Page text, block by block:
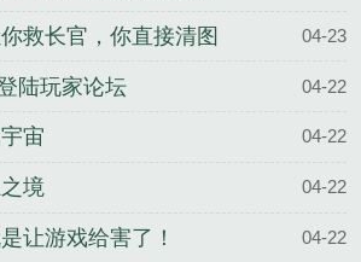
救长官，你直接清图 04-23
陆玩家论坛 04-22
宙 04-22
境 04-22
让游戏给害了！ 04-22